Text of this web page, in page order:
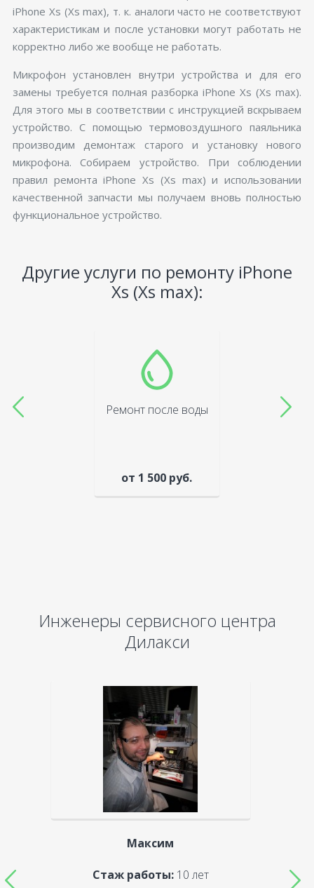
iPhone Xs (Xs max), т. к. аналоги часто не соответствуют
характеристикам и после установки могут работать не
корректно либо же вообще не работать.
Микрофон установлен внутри устройства и для его
замены требуется полная разборка iPhone Xs (Xs max).
Для этого мы в соответствии с инструкцией вскрываем
устройство. С помощью термовоздушного паяльника
производим демонтаж старого и установку нового
микрофона. Собираем устройство. При соблюдении
правил ремонта iPhone Xs (Xs max) и использовании
качественной запчасти мы получаем вновь полностью
функциональное устройство.
Другие услуги по ремонту iPhone
Xs (Xs max):
Ремонт после воды
от 1 500 руб.
Инженеры сервисного центра
Дилакси
Максим
Стаж работы:10 лет